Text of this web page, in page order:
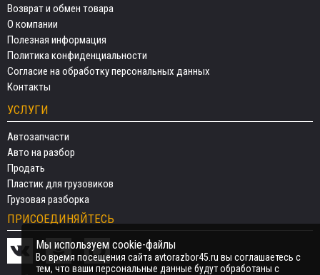
Возврат и обмен товара
О компании
Полезная информация
Политика конфиденциальности
Согласие на обработку персональных данных
Контакты
УСЛУГИ
Автозапчасти
Авто на разбор
Продать
Пластик для грузовиков
Грузовая разборка
ПРИСОЕДИНЯЙТЕСЬ
Мы используем cookie-файлы
Во время посещения сайта avtorazbor45.ru вы соглашаетесь с
тем, что ваши персональные данные будут обработаны с